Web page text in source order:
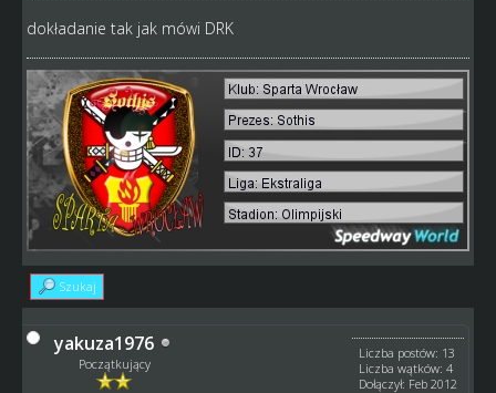
dokładanie tak jak mówi DRK
Szukaj
yakuza1976
Początkujący
Liczba postów: 13
Liczba wątków: 4
Dołączył: Feb 2012